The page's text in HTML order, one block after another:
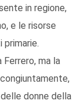
in regione,
e le risorse
Ferrero, ma la
donne della